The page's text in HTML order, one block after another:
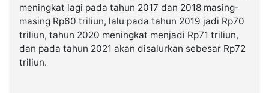
meningkat lagi pada tahun 2017 dan 2018 masing-
masing Rp60 triliun, lalu pada tahun 2019 jadi Rp70
triliun, tahun 2020 meningkat menjadi Rp71 triliun,
dan pada tahun 2021 akan disalurkan sebesar Rp72
triliun.